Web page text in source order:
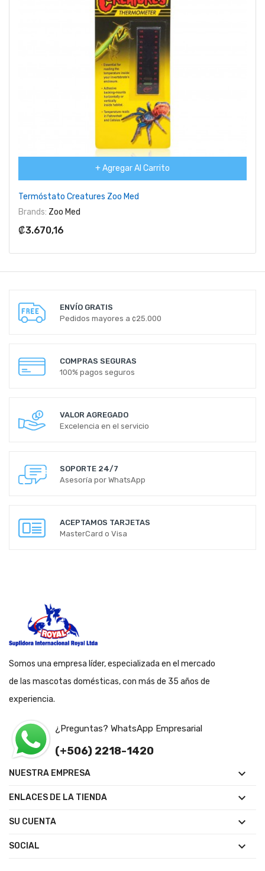
+ Agregar Al Carrito
Termóstato Creatures Zoo Med
Brands: Zoo Med
₡3.670,16
ENVÍO GRATIS
Pedidos mayores a ¢25.000
COMPRAS SEGURAS
100% pagos seguros
VALOR AGREGADO
Excelencia en el servicio
SOPORTE 24/7
Asesoría por WhatsApp
ACEPTAMOS TARJETAS
MasterCard o Visa
Somos una empresa líder, especializada en el mercado
de las mascotas domésticas, con más de 35 años de
experiencia.
¿Preguntas? WhatsApp Empresarial
(+506) 2218-1420
NUESTRA EMPRESA 
ENLACES DE LA TIENDA 
SU CUENTA 
SOCIAL 